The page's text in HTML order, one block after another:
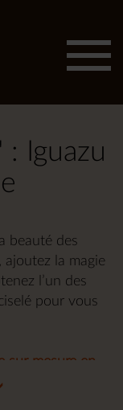
: Iguazu
beauté des
la magie
l’un des
pour vous
sur mesure en
luxuriante